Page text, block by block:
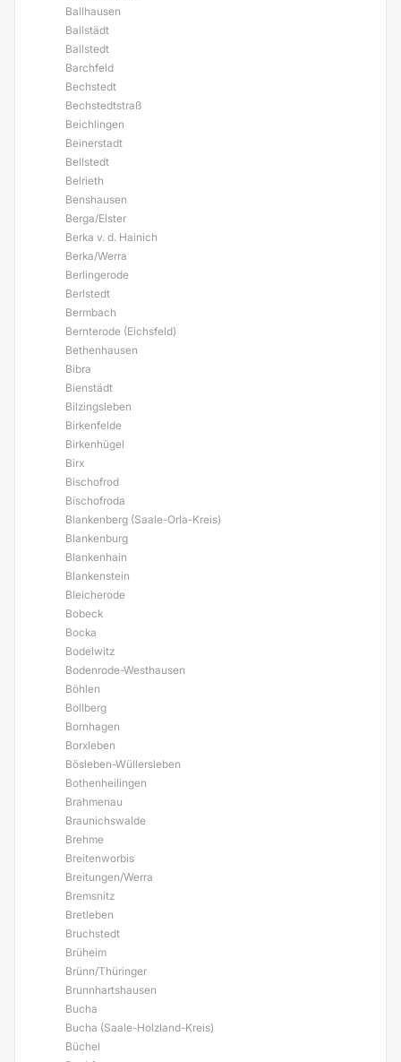
Ballhausen
Ballstädt
Ballstedt
Barchfeld
Bechstedt
Bechstedtstraß
Beichlingen
Beinerstadt
Bellstedt
Belrieth
Benshausen
Berga/Elster
Berka v. d. Hainich
Berka/Werra
Berlingerode
Berlstedt
Bermbach
Bernterode (Eichsfeld)
Bethenhausen
Bibra
Bienstädt
Bilzingsleben
Birkenfelde
Birkenhügel
Birx
Bischofrod
Bischofroda
Blankenberg (Saale-Orla-Kreis)
Blankenburg
Blankenhain
Blankenstein
Bleicherode
Bobeck
Bocka
Bodelwitz
Bodenrode-Westhausen
Böhlen
Bollberg
Bornhagen
Borxleben
Bösleben-Wüllersleben
Bothenheilingen
Brahmenau
Braunichswalde
Brehme
Breitenworbis
Breitungen/Werra
Bremsnitz
Bretleben
Bruchstedt
Brüheim
Brünn/Thüringer
Brunnhartshausen
Bucha
Bucha (Saale-Holzland-Kreis)
Büchel